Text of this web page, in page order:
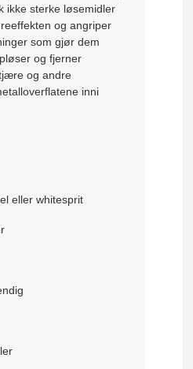
ikke sterke løsemidler
og angriper
som gjør dem
og fjerner
og andre
inni
eller whitesprit